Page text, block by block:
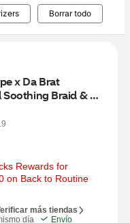
Borrar todo
x Da Brat
Soothing Braid &
OZ
Rewards for
on Back to Routine
más tiendas
día
Envío